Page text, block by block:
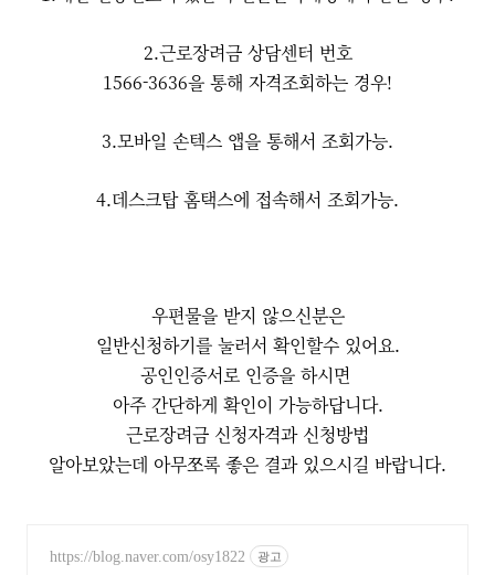
2.근로장려금 상담센터 번호
1566-3636을 통해 자격조회하는 경우!
3.모바일 손텍스 앱을 통해서 조회가능.
4.데스크탑 홈택스에 접속해서 조회가능.
우편물을 받지 않으신분은
일반신청하기를 눌러서 확인할수 있어요.
공인인증서로 인증을 하시면
아주 간단하게 확인이 가능하답니다.
근로장려금 신청자격과 신청방법
알아보았는데 아무쪼록 좋은 결과 있으시길 바랍니다.
https://blog.naver.com/osy1822 광고